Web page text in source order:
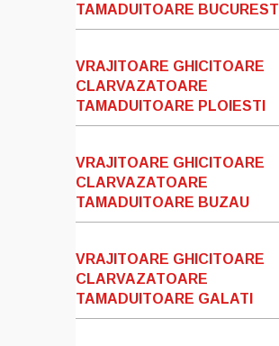
TAMADUITOARE BUCURESTI
VRAJITOARE GHICITOARE
CLARVAZATOARE
TAMADUITOARE PLOIESTI
VRAJITOARE GHICITOARE
CLARVAZATOARE
TAMADUITOARE BUZAU
VRAJITOARE GHICITOARE
CLARVAZATOARE
TAMADUITOARE GALATI